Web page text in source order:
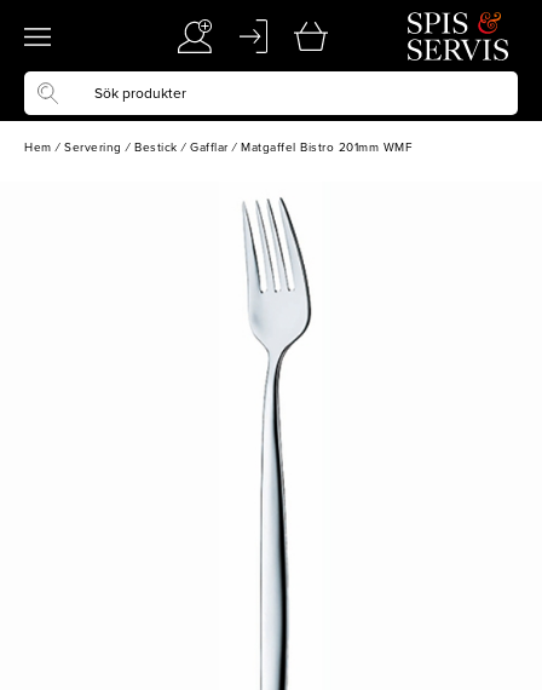
Hem / Servering / Bestick / Gafflar / Matgaffel Bistro 201mm WMF